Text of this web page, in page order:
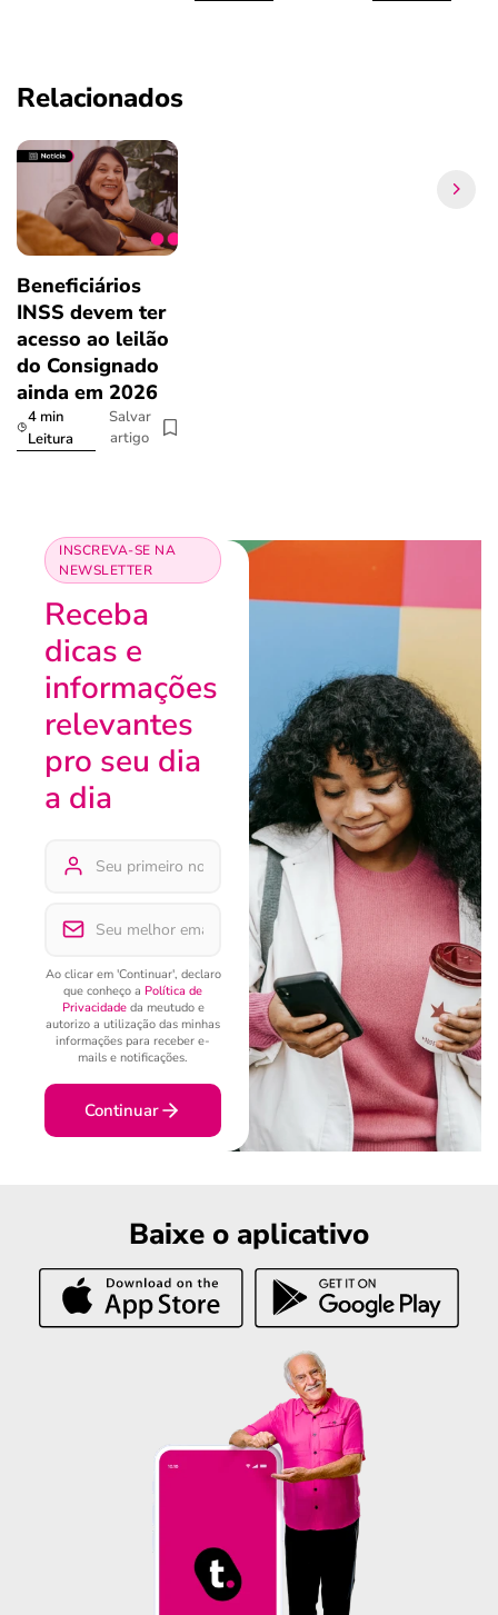
Relacionados
Beneficiários
INSS devem ter
acesso ao leilão
do Consignado
ainda em 2026
4 min
Leitura
Salvar
artigo
INSCREVA-SE NA
NEWSLETTER
Receba
dicas e
informações
relevantes
pro seu dia
a dia
Ao clicar em 'Continuar', declaro
que conheço a Política de
Privacidadeda meutudo e
autorizo a utilização das minhas
informações para receber e-
mails e notificações.
Continuar
Baixe o aplicativo